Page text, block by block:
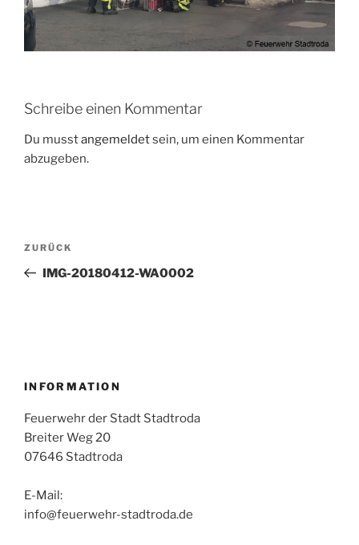
Schreibe einen Kommentar
Du musstangemeldetsein, um einen Kommentar
abzugeben.
Beitragsnavigation
Vorheriger
Beitrag
ZURÜCK
IMG-20180412-WA0002
INFORMATION
Feuerwehr der Stadt Stadtroda
Breiter Weg 20
07646 Stadtroda
E-Mail:
info@feuerwehr-stadtroda.de